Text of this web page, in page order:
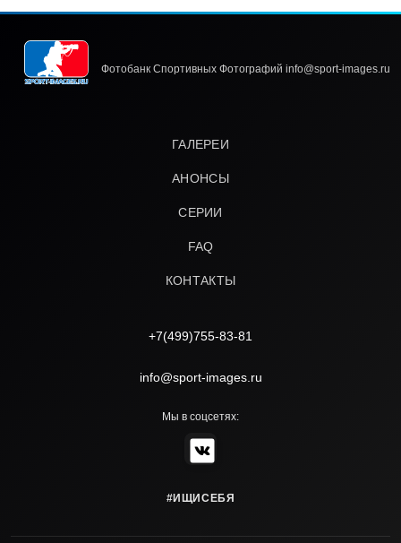
Фотобанк Спортивных Фотографий info@sport-images.ru
ГАЛЕРЕИ
АНОНСЫ
СЕРИИ
FAQ
КОНТАКТЫ
+7(499)755-83-81
info@sport-images.ru
Мы в соцсетях:
#ИЩИСЕБЯ